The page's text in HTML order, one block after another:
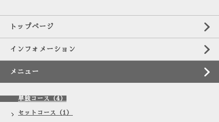
トップページ
インフォメーション
メニュー
単独コース（4）
セットコース（1）